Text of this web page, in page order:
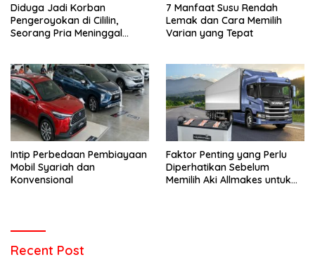
Diduga Jadi Korban
Pengeroyokan di Cililin,
Seorang Pria Meninggal
7 Manfaat Susu Rendah
Lemak dan Cara Memilih
Varian yang Tepat
Intip Perbedaan Pembiayaan
Mobil Syariah dan
Konvensional
Faktor Penting yang Perlu
Diperhatikan Sebelum
Memilih Aki Allmakes untuk
Recent Post